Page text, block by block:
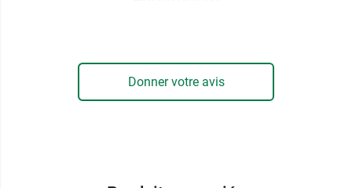
augmentent la diurèse, favorisent l’élimination
des chlorures, de l’urée, de l’acide urique, du
Donner votre avis